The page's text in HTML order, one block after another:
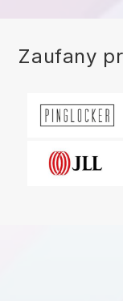
Zaufany